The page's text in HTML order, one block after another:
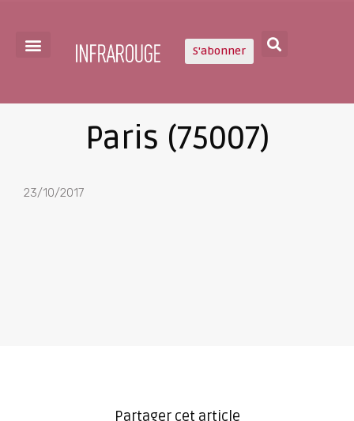
S'abonner
Paris (75007)
23/10/2017
Partager cet article